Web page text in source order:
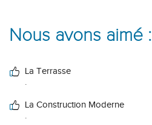
Nous avons aimé :
La Terrasse
La Construction Moderne